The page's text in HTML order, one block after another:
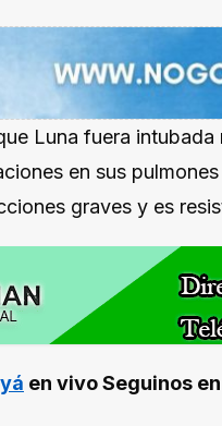
Luna fuera
en sus
graves y es
en vivoSeguinos